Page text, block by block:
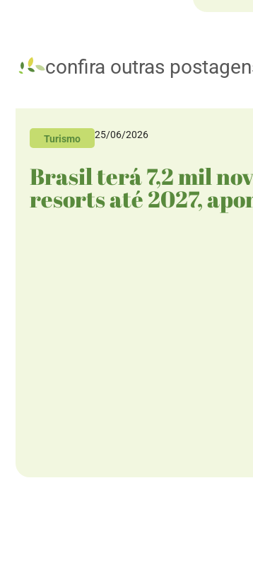
confira outras
Turismo 25/06/2026
Brasil terá 7,2 mil
resorts até 2027,